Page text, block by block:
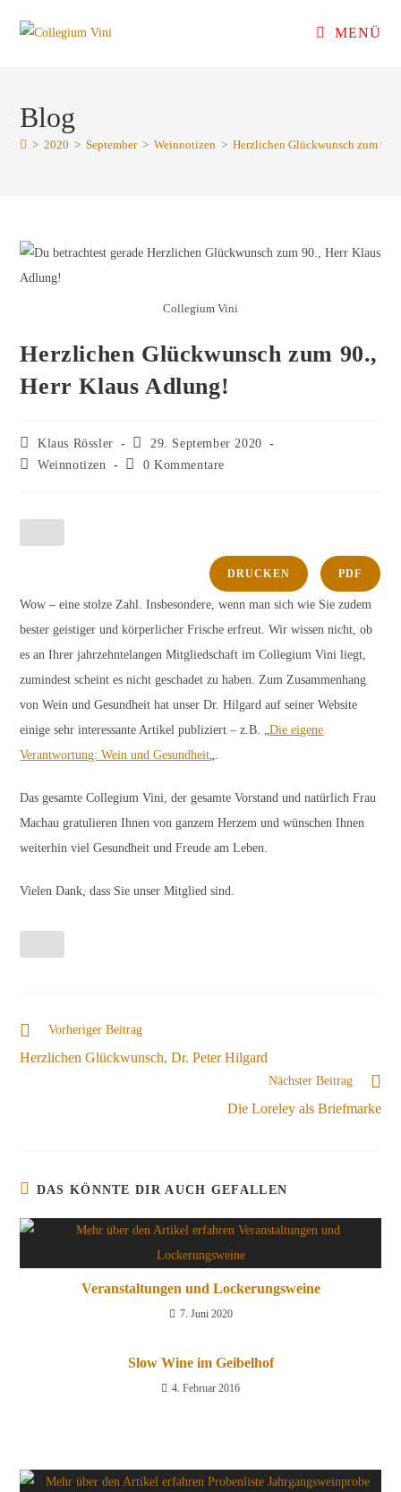
Inhalt
MENÜ
Blog
> 2020 > September > Weinnotizen > Herzlichen Glückwunsch zum
Collegium Vini
Herzlichen Glückwunsch zum 90.,
Herr Klaus Adlung!
Beitrags-
Autor:
Klaus Rössler
Beitrag
veröffentlicht:
29. September 2020
Beitrags-
Weinnotizen
Beitrags-
0 Kommentare
DRUCKEN PDF
Wow – eine stolze Zahl. Insbesondere, wenn man sich wie Sie zudem
bester geistiger und körperlicher Frische erfreut. Wir wissen nicht, ob
es an Ihrer jahrzehntelangen Mitgliedschaft im Collegium Vini liegt,
zumindest scheint es nicht geschadet zu haben. Zum Zusammenhang
von Wein und Gesundheit hat unser Dr. Hilgard auf seiner Website
einige sehr interessante Artikel publiziert – z.B. „Die eigene
Verantwortung: Wein und Gesundheit
Das gesamte Collegium Vini, der gesamte Vorstand und natürlich Frau
Machau gratulieren Ihnen von ganzem Herzem und wünschen Ihnen
weiterhin viel Gesundheit und Freude am Leben.
Vielen Dank, dass Sie unser Mitglied sind.
Weitere
ansehen
Vorheriger Beitrag
Herzlichen Glückwunsch, Dr. Peter Hilgard
Nächster Beitrag
Die Loreley als Briefmarke
DAS KÖNNTE DIR AUCH GEFALLEN
Veranstaltungen und Lockerungsweine
7. Juni 2020
Slow Wine im Geibelhof
4. Februar 2016